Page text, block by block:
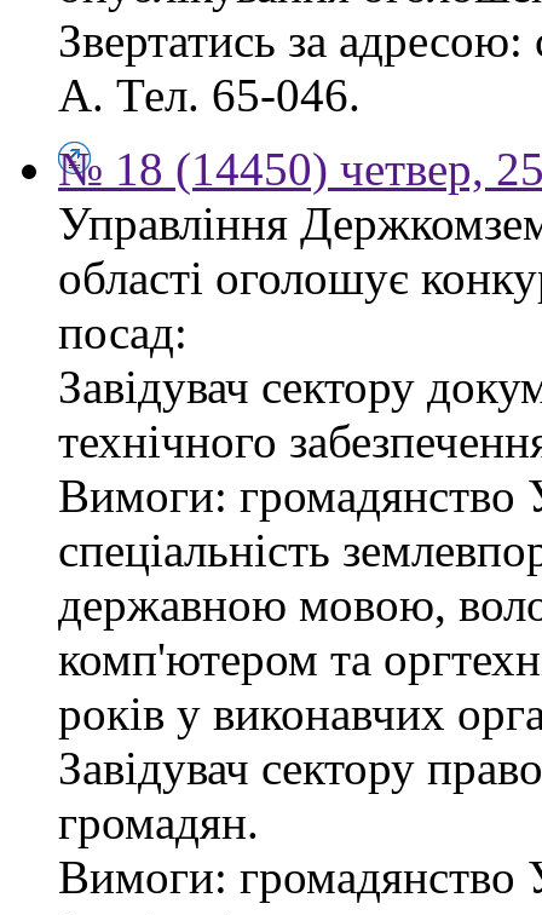
Звертатись за адресою:
А. Тел. 65-046.
№ 18 (14450) четвер,
Управління
області оголошує
посад:
Завідувач сектору
технічного
Вимоги: громадянство
спеціальність
державною мовою,
комп'ютером та
років у виконавчих
Завідувач сектору
громадян.
Вимоги: громадянство